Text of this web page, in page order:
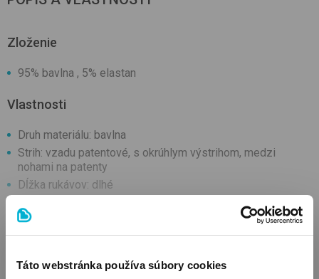
Táto webstránka používa súbory cookies
Zloženie
95% bavlna , 5% elastan
Vlastnosti
Druh materiálu: bavlna
Strih: vzadu patentové, s okrúhlym výstrihom, medzi
nohami na patenty
Dĺžka rukávov: dlhé
Ozdoba: vzorovaná látka
Výrobok je vyrobený s patentom,bez obsahu niklu. Patent
citlivých detí.